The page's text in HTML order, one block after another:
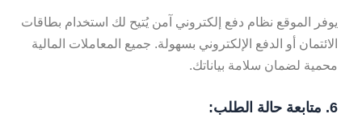
يوفر الموقع نظام دفع إلكتروني آمن يُتيح لك استخدام بطاقات
الائتمان أو الدفع الإلكتروني بسهولة. جميع المعاملات المالية
محمية لضمان سلامة بياناتك.
6. متابعة حالة الطلب: